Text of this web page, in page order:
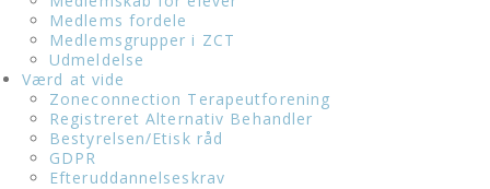
Medlems fordele
Medlemsgrupper i ZCT
Udmeldelse
Værd at vide
Zoneconnection Terapeutforening
Registreret Alternativ Behandler
Bestyrelsen/Etisk råd
GDPR
Efteruddannelseskrav